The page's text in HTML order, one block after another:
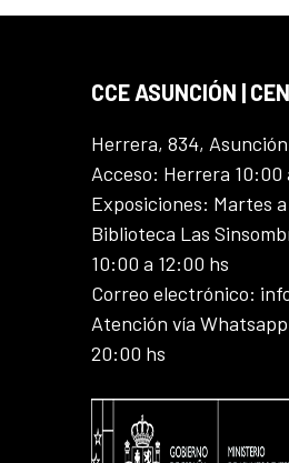
CCE ASUNCIÓN |
Herrera, 834,
Acceso: Herrera 10:00
Exposiciones: Martes
Biblioteca Las
10:00 a 12:00 hs
Correo electrónico:
Atención vía
20:00 hs